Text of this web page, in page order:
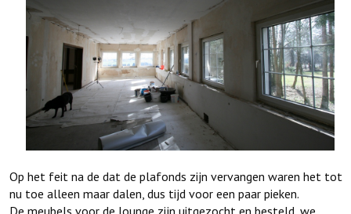
Op het feit na de dat de plafonds zijn vervangen waren het tot
nu toe alleen maar dalen, dus tijd voor een paar pieken.
De meubels voor de lounge zijn uitgezocht en besteld, we